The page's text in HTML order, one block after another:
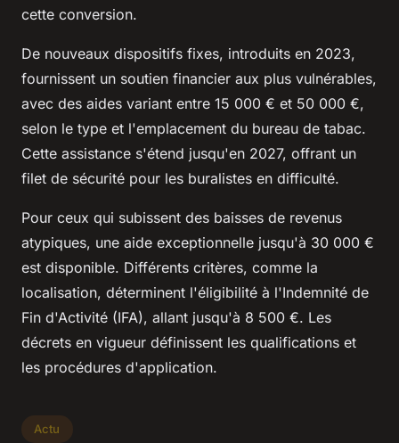
cette conversion.
De nouveaux dispositifs fixes, introduits en 2023,
fournissent un soutien financier aux plus vulnérables,
avec des aides variant entre 15 000 € et 50 000 €,
selon le type et l'emplacement du bureau de tabac.
Cette assistance s'étend jusqu'en 2027, offrant un
filet de sécurité pour les buralistes en difficulté.
Pour ceux qui subissent des baisses de revenus
atypiques, une aide exceptionnelle jusqu'à 30 000 €
est disponible. Différents critères, comme la
localisation, déterminent l'éligibilité à l'Indemnité de
Fin d'Activité (IFA), allant jusqu'à 8 500 €. Les
décrets en vigueur définissent les qualifications et
les procédures d'application.
Actu